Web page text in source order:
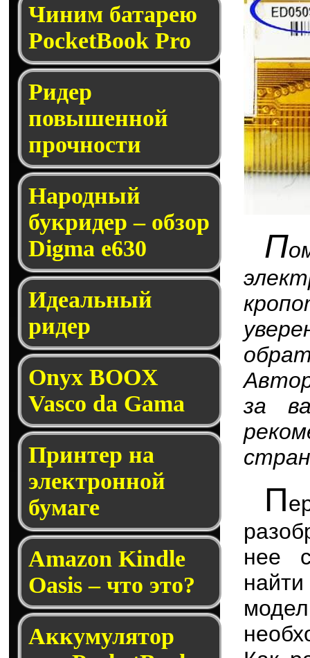
П
за
П
нее
Чиним батарею
PocketBook Pro
Ридер
повышенной
прочности
Народный
букридер – обзор
Digma e630
Идеальный
ридер
Onyx BOOX
Vasco da Gama
Принтер на
электронной
бумаге
Amazon Kindle
Oasis – что это?
Аккумулятор